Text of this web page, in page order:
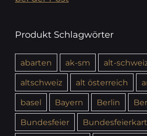
Produkt Schlagwörter
abarten ak-sm
alt-
altschweiz
alt österreich
basel
Bayern Berlin
Bundesfeier